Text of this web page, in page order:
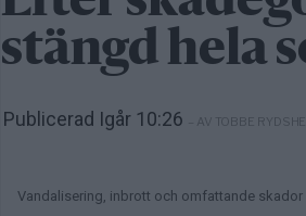
stängd hela
Publicerad Igår 10:26 – AV TOBBE
Vandalisering, inbrott och omfattande